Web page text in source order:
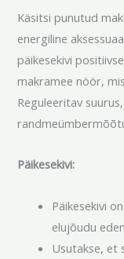
Käsitsi punutud
energiline
päikesekivi
makramee nöör,
Reguleeritav
Päikesekivi:
Päikesekivi
elujõudu
Usutakse, et